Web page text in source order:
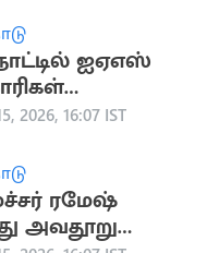
ஐஏஎஸ்
புதிய
2026, 16:07 IST
ரமேஷ்
அவதூறு